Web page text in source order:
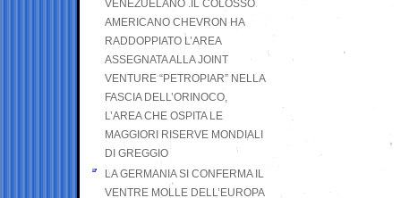
VENEZUELANO .IL COLOSSO
AMERICANO CHEVRON HA
RADDOPPIATO L’AREA
ASSEGNATA ALLA JOINT
VENTURE “PETROPIAR” NELLA
FASCIA DELL’ORINOCO,
L’AREA CHE OSPITA LE
MAGGIORI RISERVE MONDIALI
DI GREGGIO
LA GERMANIA SI CONFERMA IL
VENTRE MOLLE DELL’EUROPA